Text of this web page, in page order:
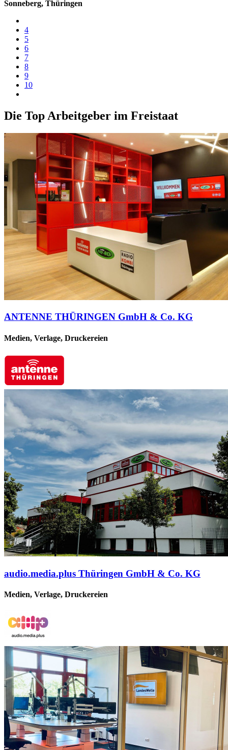
Sonneberg, Thüringen
4
5
6
7
8
9
10
Die Top Arbeitgeber im Freistaat
ANTENNE THÜRINGEN GmbH & Co. KG
Medien, Verlage, Druckereien
audio.media.plus Thüringen GmbH & Co. KG
Medien, Verlage, Druckereien